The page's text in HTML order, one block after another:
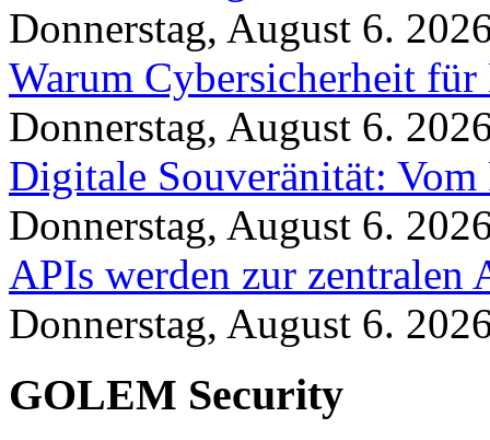
Donnerstag, August 6.
Warum Cybersicherheit für
Donnerstag, August 6.
Digitale Souveränität:
Donnerstag, August 6.
APIs werden zur
Donnerstag, August 6.
GOLEM Security